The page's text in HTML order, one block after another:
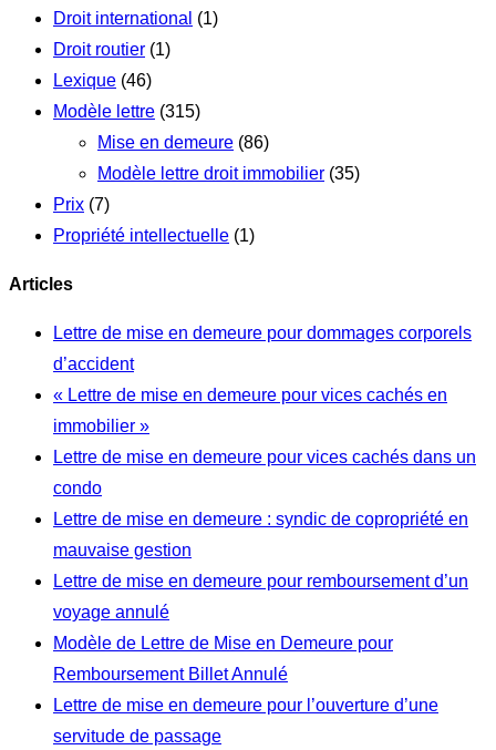
Droit international (1)
Droit routier (1)
Lexique (46)
Modèle lettre (315)
Mise en demeure (86)
Modèle lettre droit immobilier (35)
Prix (7)
Propriété intellectuelle (1)
Articles
Lettre de mise en demeure pour dommages corporels
d’accident
« Lettre de mise en demeure pour vices cachés en
immobilier »
Lettre de mise en demeure pour vices cachés dans un
condo
Lettre de mise en demeure : syndic de copropriété en
mauvaise gestion
Lettre de mise en demeure pour remboursement d’un
voyage annulé
Modèle de Lettre de Mise en Demeure pour
Remboursement Billet Annulé
Lettre de mise en demeure pour l’ouverture d’une
servitude de passage